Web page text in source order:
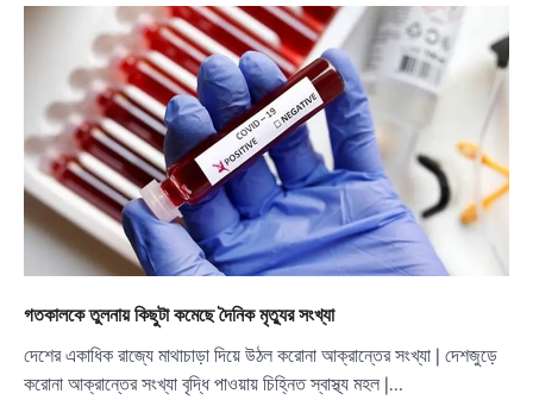
গতকালকে তুলনায় কিছুটা কমেছে দৈনিক মৃত্যুর সংখ্যা
দেশের একাধিক রাজ্যে মাথাচাড়া দিয়ে উঠল করোনা আক্রান্তের সংখ্যা | দেশজুড়ে
করোনা আক্রান্তের সংখ্যা বৃদ্ধি পাওয়ায় চিহ্নিত স্বাস্থ্য মহল |…